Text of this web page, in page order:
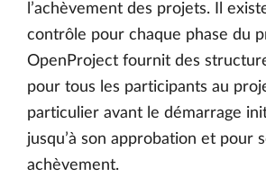
l’achèvement des projets. Il
contrôle pour chaque phase du
OpenProject fournit des
pour tous les participants au
particulier avant le démarrage
jusqu’à son approbation et pour
achèvement.